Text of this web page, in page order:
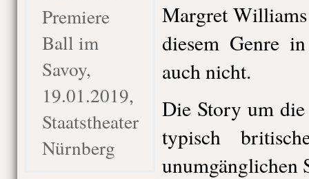
Premiere
Ball im
Savoy,
19.01.2019,
Staatstheater
Nürnberg
Margret
diesem Genre
auch nicht.
Die Story um
typisch
unumgänglichen